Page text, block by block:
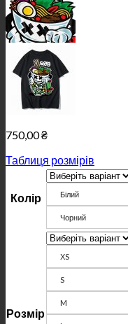
750,00₴
Таблиця розмірів
Колір Білий
Чорний
Розмір
ХS
S
M